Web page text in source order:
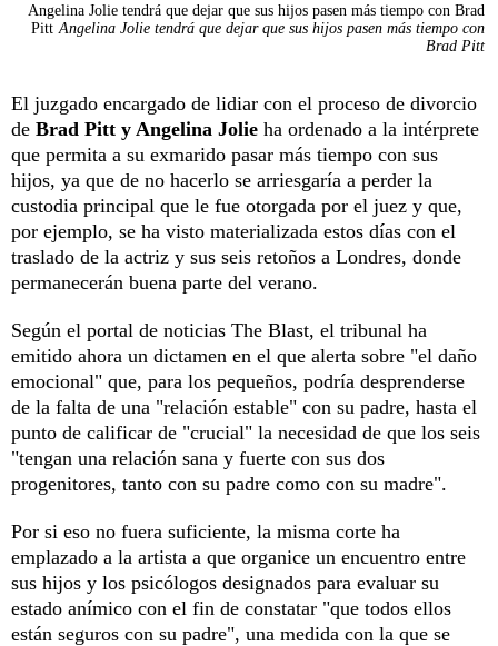
Angelina Jolie tendrá que dejar que sus hijos pasen más tiempo con Brad
Pitt Angelina Jolie tendrá que dejar que sus hijos pasen más tiempo con
Brad Pitt
El juzgado encargado de lidiar con el proceso de divorcio
de Brad Pitt y Angelina Jolie ha ordenado a la intérprete
que permita a su exmarido pasar más tiempo con sus
hijos, ya que de no hacerlo se arriesgaría a perder la
custodia principal que le fue otorgada por el juez y que,
por ejemplo, se ha visto materializada estos días con el
traslado de la actriz y sus seis retoños a Londres, donde
permanecerán buena parte del verano.
Según el portal de noticias The Blast, el tribunal ha
emitido ahora un dictamen en el que alerta sobre "el daño
emocional" que, para los pequeños, podría desprenderse
de la falta de una "relación estable" con su padre, hasta el
punto de calificar de "crucial" la necesidad de que los seis
"tengan una relación sana y fuerte con sus dos
progenitores, tanto con su padre como con su madre".
Por si eso no fuera suficiente, la misma corte ha
emplazado a la artista a que organice un encuentro entre
sus hijos y los psicólogos designados para evaluar su
estado anímico con el fin de constatar "que todos ellos
están seguros con su padre", una medida con la que se